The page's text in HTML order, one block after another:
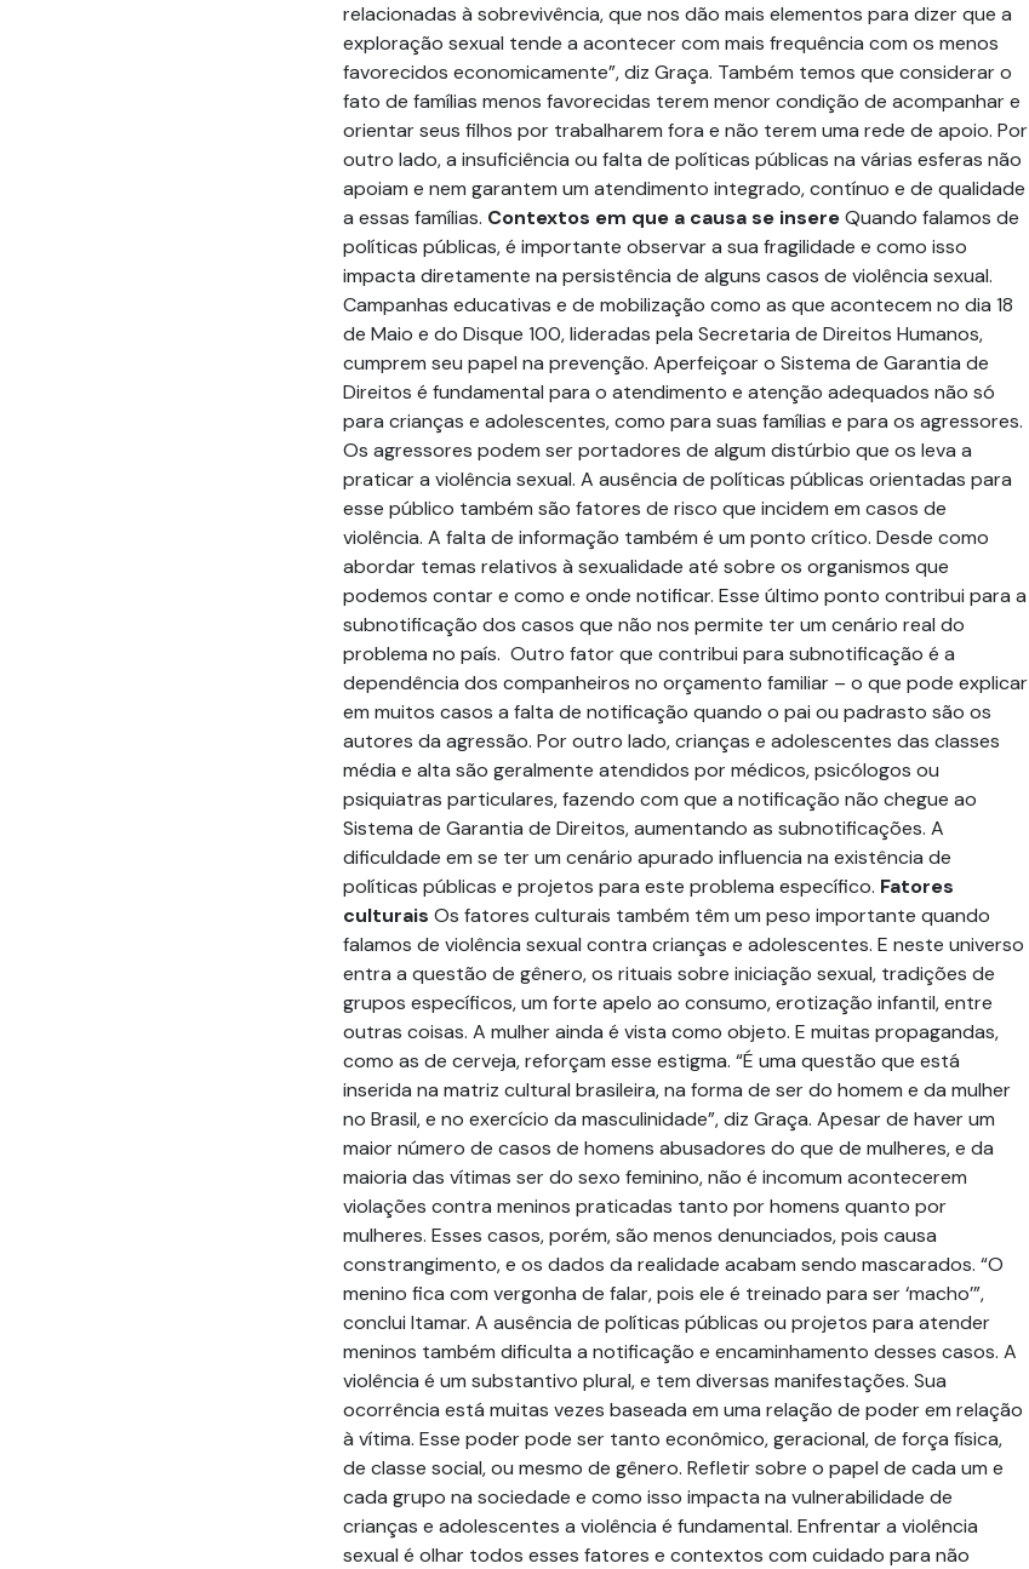
relacionadas à sobrevivência, que nos dão mais elementos para dizer que a
exploração sexual tende a acontecer com mais frequência com os menos
favorecidos economicamente”, diz Graça. Também temos que considerar o
fato de famílias menos favorecidas terem menor condição de acompanhar e
orientar seus filhos por trabalharem fora e não terem uma rede de apoio. Por
outro lado, a insuficiência ou falta de políticas públicas na várias esferas não
apoiam e nem garantem um atendimento integrado, contínuo e de qualidade
a essas famílias. Contextos em que a causa se insereQuando falamos de
políticas públicas, é importante observar a sua fragilidade e como isso
impacta diretamente na persistência de alguns casos de violência sexual.
Campanhas educativas e de mobilização como as que acontecem no dia 18
de Maio e do Disque 100, lideradas pela Secretaria de Direitos Humanos,
cumprem seu papel na prevenção. Aperfeiçoar o Sistema de Garantia de
Direitos é fundamental para o atendimento e atenção adequados não só
para crianças e adolescentes, como para suas famílias e para os agressores.
Os agressores podem ser portadores de algum distúrbio que os leva a
praticar a violência sexual. A ausência de políticas públicas orientadas para
esse público também são fatores de risco que incidem em casos de
violência. A falta de informação também é um ponto crítico. Desde como
abordar temas relativos à sexualidade até sobre os organismos que
podemos contar e como e onde notificar. Esse último ponto contribui para a
subnotificação dos casos que não nos permite ter um cenário real do
problema no país. Outro fator que contribui para subnotificação é a
dependência dos companheiros no orçamento familiar – o que pode explicar
em muitos casos a falta de notificação quando o pai ou padrasto são os
autores da agressão. Por outro lado, crianças e adolescentes das classes
média e alta são geralmente atendidos por médicos, psicólogos ou
psiquiatras particulares, fazendo com que a notificação não chegue ao
Sistema de Garantia de Direitos, aumentando as subnotificações. A
dificuldade em se ter um cenário apurado influencia na existência de
políticas públicas e projetos para este problema específico. Fatores
culturais Os fatores culturais também têm um peso importante quando
falamos de violência sexual contra crianças e adolescentes. E neste universo
entra a questão de gênero, os rituais sobre iniciação sexual, tradições de
grupos específicos, um forte apelo ao consumo, erotização infantil, entre
outras coisas. A mulher ainda é vista como objeto. E muitas propagandas,
como as de cerveja, reforçam esse estigma. “É uma questão que está
inserida na matriz cultural brasileira, na forma de ser do homem e da mulher
no Brasil, e no exercício da masculinidade”, diz Graça. Apesar de haver um
maior número de casos de homens abusadores do que de mulheres, e da
maioria das vítimas ser do sexo feminino, não é incomum acontecerem
violações contra meninos praticadas tanto por homens quanto por
mulheres. Esses casos, porém, são menos denunciados, pois causa
constrangimento, e os dados da realidade acabam sendo mascarados. “O
menino fica com vergonha de falar, pois ele é treinado para ser ‘macho’”,
conclui Itamar. A ausência de políticas públicas ou projetos para atender
meninos também dificulta a notificação e encaminhamento desses casos. A
violência é um substantivo plural, e tem diversas manifestações. Sua
ocorrência está muitas vezes baseada em uma relação de poder em relação
à vítima. Esse poder pode ser tanto econômico, geracional, de força física,
de classe social, ou mesmo de gênero. Refletir sobre o papel de cada um e
cada grupo na sociedade e como isso impacta na vulnerabilidade de
crianças e adolescentes a violência é fundamental. Enfrentar a violência
sexual é olhar todos esses fatores e contextos com cuidado para não